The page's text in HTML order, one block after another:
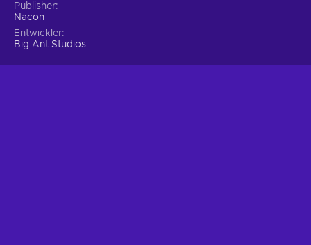
Publisher
Nacon
Entwickler
Big Ant Studios